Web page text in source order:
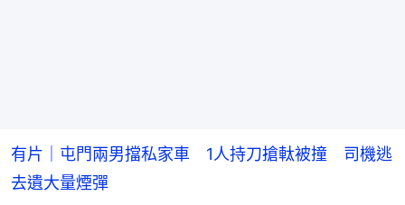
有片｜屯門兩男擋私家車 1人持刀搶軚被撞 司機逃
去遺大量煙彈